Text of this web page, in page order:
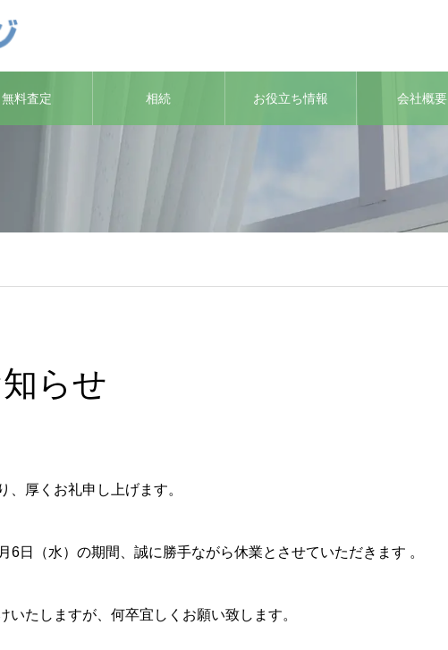
無料査定 相続 お役立ち情報 会社概要
らせ
厚くお礼申し上げます。
日（水）の期間、誠に勝手ながら休業とさせていただきます 。
たしますが、何卒宜しくお願い致します。